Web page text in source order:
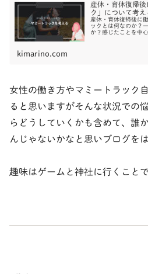
産休・育休復帰
ク」について考え
産休・育休復帰後に
ックとは何なのか？
か？感じたことを中
kimarino.com
女性の働き方やマミートラック
ると思いますがそんな状況での
らどうしていくかも含めて、誰
んじゃないかなと思いブログを
趣味はゲームと神社に行くことで